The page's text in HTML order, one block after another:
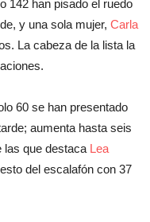
142 han pisado el ruedo
y una sola mujer, Carla
La cabeza de la lista la
60 se han presentado
aumenta hasta seis
las que destaca Lea
del escalafón con 37